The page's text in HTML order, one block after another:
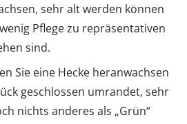
sehr alt werden können
Pflege zu repräsentativen
sind.
Sie eine Hecke heranwachsen
geschlossen umrandet, sehr
nichts anderes als „Grün“